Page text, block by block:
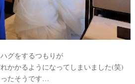
グをするつもりが
かかるようになってしまいました(笑)
たそうです…